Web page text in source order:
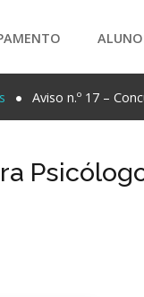
Aviso n.º 17 –